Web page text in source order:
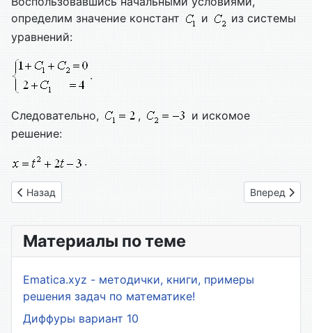
определим значение констант
и
из системы
уравнений:
.
Следовательно, ,
и искомое
решение:
.
Предыдущий: 44. Дифференциальные уравнения второго
Назад Следующий:
Вперед
Материалы по теме
Ematica.xyz - методички, книги, примеры
решения задач по математике!
Диффуры вариант 10